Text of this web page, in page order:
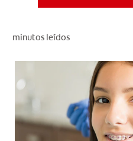
minutos leídos